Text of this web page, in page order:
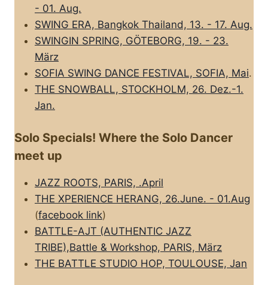
- 01. Aug.
SWING ERA, Bangkok Thailand, 13. - 17. Aug.
SWINGIN SPRING, GÖTEBORG, 19. - 23.
März
SOFIA SWING DANCE FESTIVAL, SOFIA, Mai.
THE SNOWBALL, STOCKHOLM, 26. Dez.-1.
Jan.
Solo Specials! Where the Solo Dancer
meet up
JAZZ ROOTS, PARIS, .April
THE XPERIENCE HERANG, 26.June. - 01.Aug
(facebook link)
BATTLE-AJT (AUTHENTIC JAZZ
TRIBE),Battle & Workshop, PARIS, März
THE BATTLE STUDIO HOP, TOULOUSE, Jan